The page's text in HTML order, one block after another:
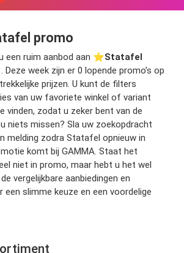
promo
een ruim aanbod aan ⭐️Statafel
Deze week zijn er 0 lopende promo’s op
prijzen. U kunt de filters
van uw favoriete winkel of variant
vinden, zodat u zeker bent van de
niets missen? Sla uw zoekopdracht
melding zodra Statafel opnieuw in
komt bij GAMMA. Staat het
niet in promo, maar hebt u het wel
vergelijkbare aanbiedingen en
een slimme keuze en een voordelige